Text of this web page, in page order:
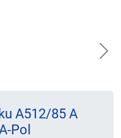
A512/85 A
Pol